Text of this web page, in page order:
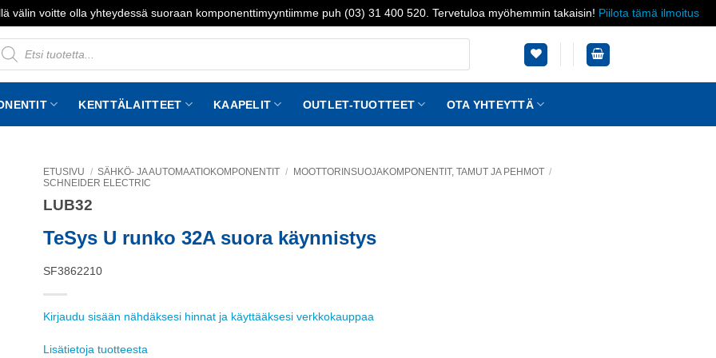
välin voitte olla yhteydessä suoraan komponenttimyyntiimme puh (03) 31 400 520. Tervetuloa myöhemmin takaisin! Piilota tämä ilmoitus
KENTTÄLAITTEET KAAPELIT OUTLET-TUOTTEET OTA YHTEYTTÄ
ETUSIVU / SÄHKÖ- JA AUTOMAATIOKOMPONENTIT / MOOTTORINSUOJAKOMPONENTIT, TAMUT JA PEHMOT /
SCHNEIDER ELECTRIC
LUB32
TeSys U runko 32A suora käynnistys
SF3862210
Kirjaudu sisään nähdäksesi hinnat ja käyttääksesi verkkokauppaa
Lisätietoja tuotteesta